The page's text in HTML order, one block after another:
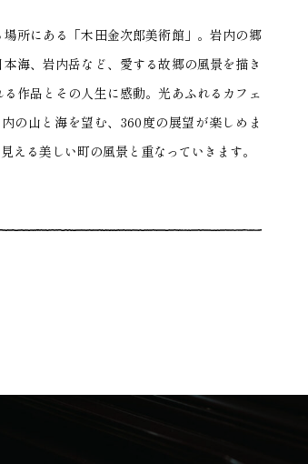
所にある「木田金次郎美術館」。岩内の郷
海、岩内岳など、愛する故郷の風景を描き
作品とその人生に感動。光あふれるカフェ
の山と海を望む、360度の展望が楽しめま
える美しい町の風景と重なっていきます。